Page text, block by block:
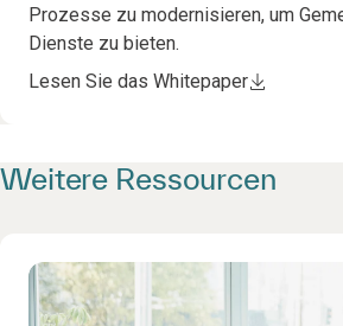
Prozesse zu modernisieren, um
Dienste zu bieten.
Lesen Sie das Whitepaper
Weitere Ressourcen